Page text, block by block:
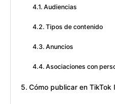
Audiencias
Tipos de contenido
Anuncios
Asociaciones con
Cómo publicar en TikTok